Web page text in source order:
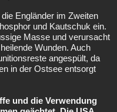
Engländer im Zweiten
und Kautschuk ein.
Masse und verursacht
Wunden. Auch
angespült, da
in der Ostsee entsorgt
und die Verwendung